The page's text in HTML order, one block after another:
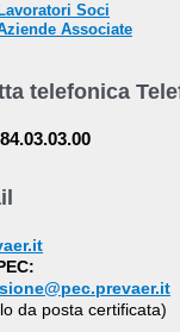
Soci
Associate
da posta certificata)